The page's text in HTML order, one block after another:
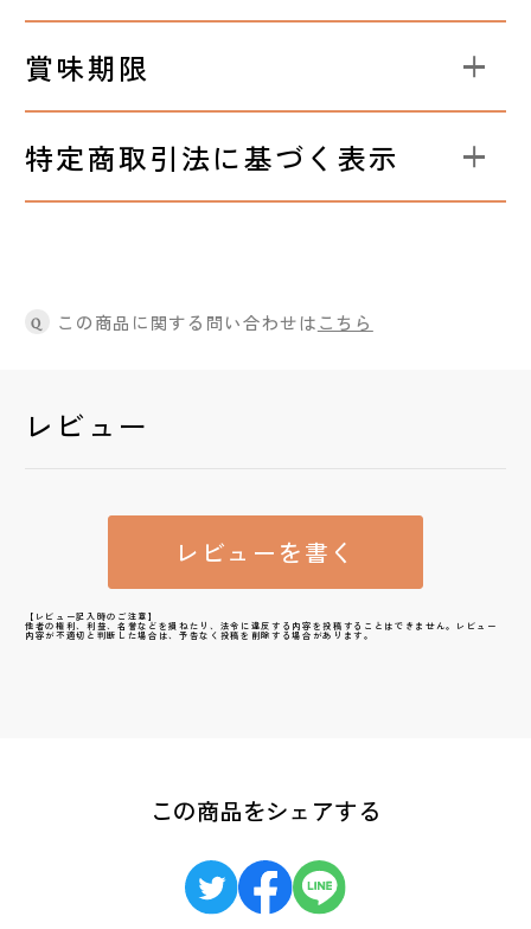
賞味期限
特定商取引法に基づく表示
Q この商品に関する問い合わせはこちら
レビュー
レビューを書く
【レビュー記入時のご注意】
他者の権利、利益、名誉などを損ねたり、法令に違反する内容を投稿することはできません。レビュー
内容が不適切と判断した場合は、予告なく投稿を削除する場合があります。
この商品をシェアする